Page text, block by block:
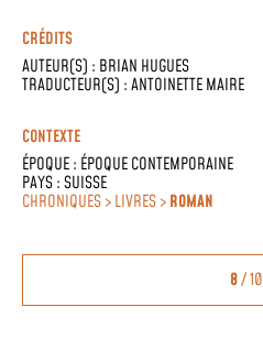
CRÉDITS
AUTEUR(S) : BRIAN HUGUES
TRADUCTEUR(S) :ANTOINETTE MAIRE
CONTEXTE
ÉPOQUE : ÉPOQUE CONTEMPORAINE
PAYS :SUISSE
CHRONIQUES > LIVRES >ROMAN
8/ 10